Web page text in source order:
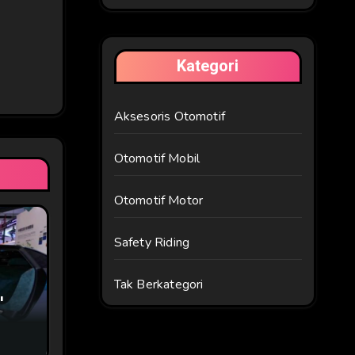
Kategori
Aksesoris Otomotif
Otomotif Mobil
Otomotif Motor
Safety Riding
Tak Berkategori